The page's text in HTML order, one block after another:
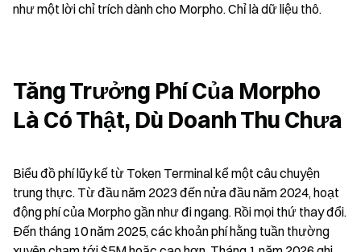
như một lời chỉ trích dành cho Morpho. Chỉ là dữ liệu thô.
Tăng Trưởng Phí Của Morpho
Là Có Thật, Dù Doanh Thu Chưa
Biểu đồ phí lũy kế từ Token Terminal kể một câu chuyện
trung thực. Từ đầu năm 2023 đến nửa đầu năm 2024, hoạt
động phí của Morpho gần như đi ngang. Rồi mọi thứ thay đổi.
Đến tháng 10 năm 2025, các khoản phí hằng tuần thường